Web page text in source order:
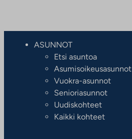
ASUNNOT
Etsi asuntoa
Asumisoikeusasunnot
Vuokra-asunnot
Senioriasunnot
Uudiskohteet
Kaikki kohteet